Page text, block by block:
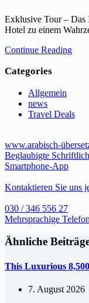
Exklusive Tour – Das
Hotel zu einem
Continue Reading
Categories
Allgemein
news
Travel Deals
www.arabisch-
Beglaubigte
Smartphone-App
Kontaktieren Sie uns
030 / 346 556 27
Mehrsprachige
Ähnliche
This Luxurious
7. August 2026